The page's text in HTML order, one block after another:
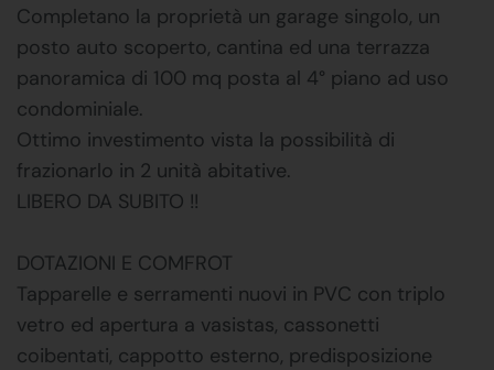
Completano la proprietà un garage singolo, un
posto auto scoperto, cantina ed una terrazza
panoramica di 100 mq posta al 4° piano ad uso
condominiale.
Ottimo investimento vista la possibilità di
frazionarlo in 2 unità abitative.
LIBERO DA SUBITO !!
DOTAZIONI E COMFROT
Tapparelle e serramenti nuovi in PVC con triplo
vetro ed apertura a vasistas, cassonetti
coibentati, cappotto esterno, predisposizione